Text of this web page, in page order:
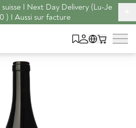
I Next Day Delivery (Lu-Je
) I Aussi sur facture